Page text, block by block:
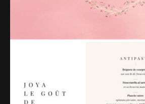
Contact